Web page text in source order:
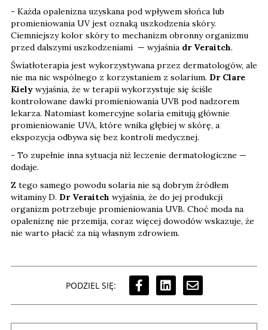
- Każda opalenizna uzyskana pod wpływem słońca lub
promieniowania UV jest oznaką uszkodzenia skóry.
Ciemniejszy kolor skóry to mechanizm obronny organizmu
przed dalszymi uszkodzeniami — wyjaśnia dr Veraitch.
Światłoterapia jest wykorzystywana przez dermatologów, ale
nie ma nic wspólnego z korzystaniem z solarium. Dr Clare
Kiely wyjaśnia, że w terapii wykorzystuje się ściśle
kontrolowane dawki promieniowania UVB pod nadzorem
lekarza. Natomiast komercyjne solaria emitują głównie
promieniowanie UVA, które wnika głębiej w skórę, a
ekspozycja odbywa się bez kontroli medycznej.
- To zupełnie inna sytuacja niż leczenie dermatologiczne —
dodaje.
Z tego samego powodu solaria nie są dobrym źródłem
witaminy D. Dr Veraitch wyjaśnia, że do jej produkcji
organizm potrzebuje promieniowania UVB. Choć moda na
opaleniznę nie przemija, coraz więcej dowodów wskazuje, że
nie warto płacić za nią własnym zdrowiem.
PODZIEL SIĘ: